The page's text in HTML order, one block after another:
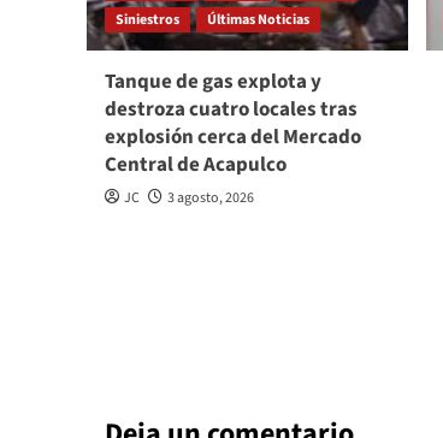
Siniestros
Últimas Noticias
Tanque de gas explota y
destroza cuatro locales tras
explosión cerca del Mercado
Central de Acapulco
JC 3 agosto, 2026